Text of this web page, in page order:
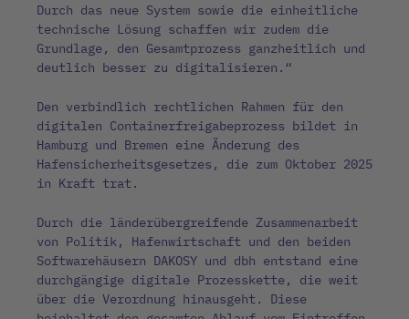
Durch das neue System sowie die einheitliche
technische Lösung schaffen wir zudem die
Grundlage, den Gesamtprozess ganzheitlich und
deutlich besser zu digitalisieren.“
Den verbindlich rechtlichen Rahmen für den
digitalen Containerfreigabeprozess bildet in
Hamburg und Bremen eine Änderung des
Hafensicherheitsgesetzes, die zum Oktober 2025
in Kraft trat.
Durch die länderübergreifende Zusammenarbeit
von Politik, Hafenwirtschaft und den beiden
Softwarehäusern DAKOSY und dbh entstand eine
durchgängige digitale Prozesskette, die weit
über die Verordnung hinausgeht. Diese